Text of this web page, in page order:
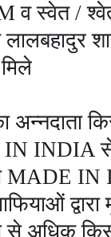
व स्वेत /
अन्नदाता
IN INDIA
MADE IN
अधिक